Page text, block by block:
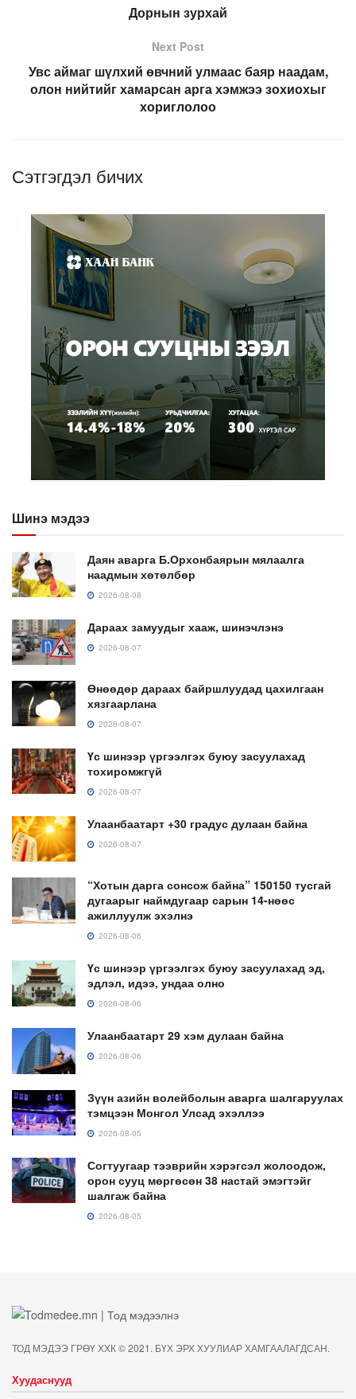
Дорнын зурхай
Next Post
Увс аймаг шүлхий өвчний улмаас баяр наадам,
олон нийтийг хамарсан арга хэмжээ зохиохыг
хориглолоо
Сэтгэгдэл бичих
Шинэ мэдээ
Даян аварга Б.Орхонбаярын мялаалга
наадмын хөтөлбөр
2026-08-08
Дараах замуудыг хааж, шинэчлэнэ
2026-08-07
Өнөөдөр дараах байршлуудад цахилгаан
хязгаарлана
2026-08-07
Үс шинээр үргээлгэх буюу засуулахад
тохиромжгүй
2026-08-07
Улаанбаатарт +30 градус дулаан байна
2026-08-07
“Хотын дарга сонсож байна” 150150 тусгай
дугаарыг наймдугаар сарын 14-нөөс
ажиллуулж эхэлнэ
2026-08-06
Үс шинээр үргээлгэх буюу засуулахад эд,
эдлэл, идээ, ундаа олно
2026-08-06
Улаанбаатарт 29 хэм дулаан байна
2026-08-06
Зүүн азийн волейболын аварга шалгаруулах
тэмцээн Монгол Улсад эхэллээ
2026-08-05
Согтуугаар тээврийн хэрэгсэл жолоодож,
орон сууц мөргөсөн 38 настай эмэгтэйг
шалгаж байна
2026-08-05
ТОД МЭДЭЭ ГРӨҮ ХХК © 2021. БҮХ ЭРХ ХУУЛИАР ХАМГААЛАГДСАН.
Хуудаснууд